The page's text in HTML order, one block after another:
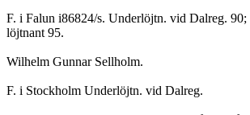
F. i Falun i86824/s. Underlöjtn. vid Dalreg. 90;
löjtnant 95.
Wilhelm Gunnar Sellholm.
F. i Stockholm Underlöjtn. vid Dalreg.